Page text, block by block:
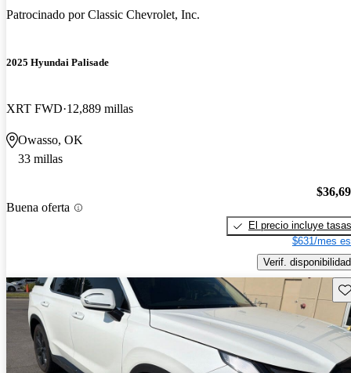
Patrocinado porClassic Chevrolet, Inc.
2025 Hyundai Palisade
XRT FWD 12,889 millas
Owasso, OK
33 millas
Buena oferta
El precio incluye tasas
$631/mes
Verif. disponibilidad